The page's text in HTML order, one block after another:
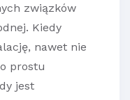
związków
Kiedy
nawet nie
prostu
jest